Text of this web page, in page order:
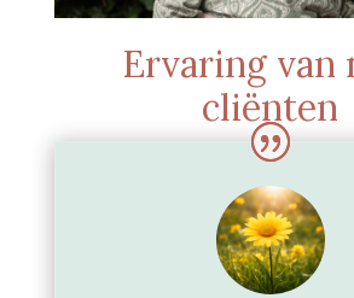
Ervaring van
cliënten